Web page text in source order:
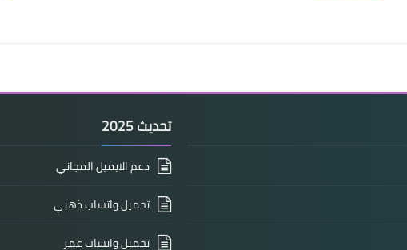
تحديث 2025
دعم الايميل المجاني
تحميل واتساب ذهبي
تحميل واتساب عمر